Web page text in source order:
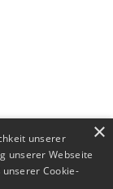
×
unserer
unserer Webseite
Cookie-